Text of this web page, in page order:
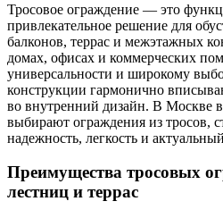
Тросовое ограждение — это
привлекательное решение для
балконов, террас и межэтажных
домах, офисах и коммерческих
универсальности и широкому
конструкции гармонично
во внутренний дизайн. В Москве
выбирают ограждения из тросов,
надежность, легкость и
Преимущества тросовых
лестниц и террас